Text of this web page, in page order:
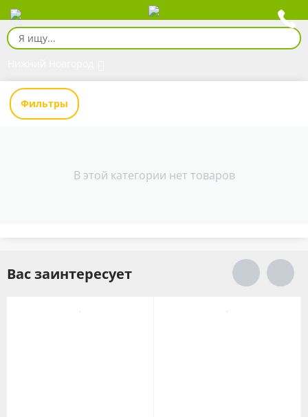
Фильтры
В этой категории нет товаров
Вас заинтересует